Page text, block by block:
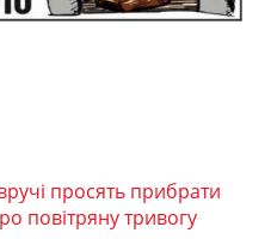
просять прибрати
повітряну тривогу